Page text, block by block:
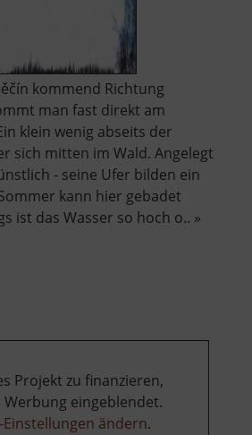
kommend Richtung
man fast direkt am
klein wenig abseits der
sich mitten im Wald. Angelegt
- seine Ufer bilden ein
kann hier gebadet
ist das Wasser so hoch o.. »
Projekt zu finanzieren,
eingeblendet.
Einstellungen ändern.